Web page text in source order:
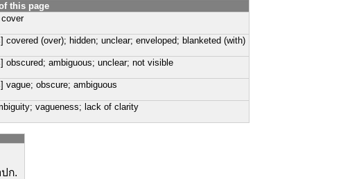
this page
covered (over); hidden; unclear; enveloped; blanketed (with)
obscured; ambiguous; unclear; not visible
vague; obscure; ambiguous
vagueness; lack of clarity
ก.